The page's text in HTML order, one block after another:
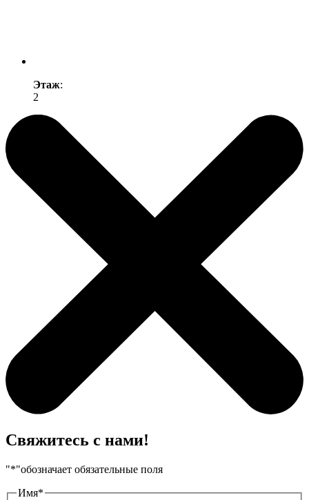
Этаж:
2
Свяжитесь с нами!
"*"обозначает обязательные поля
Имя*